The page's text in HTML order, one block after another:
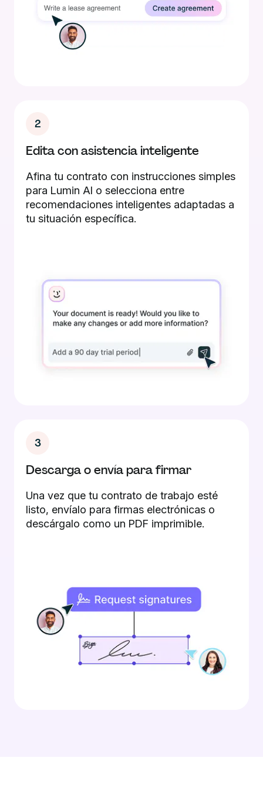
2
Edita con asistencia inteligente
Afina tu contrato con instrucciones simples
para Lumin AI o selecciona entre
recomendaciones inteligentes adaptadas a
tu situación específica.
3
Descarga o envía para firmar
Una vez que tu contrato de trabajo esté
listo, envíalo para firmas electrónicas o
descárgalo como un PDF imprimible.